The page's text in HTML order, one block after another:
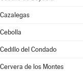
Cazalegas
Cebolla
Cedillo del Condado
Cervera de los Montes